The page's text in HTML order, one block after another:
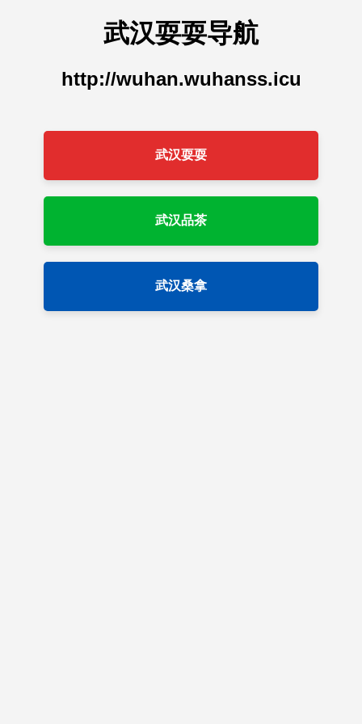
武汉耍耍导航
http://wuhan.wuhanss.icu
武汉耍耍
武汉品茶
武汉桑拿